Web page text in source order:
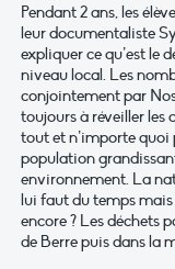
Pendant 2 ans, les
leur documentaliste
expliquer ce qu’est le
niveau local. Les
conjointement par
toujours à réveiller les
tout et n’importe quoi
population
environnement. La
lui faut du temps
encore ? Les déchets
de Berre puis dans la